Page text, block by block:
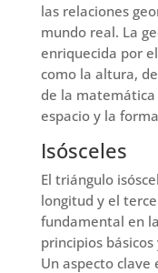
las relaciones
mundo real. La
enriquecida por
como la altura,
de la
espacio y la
Isósceles
El triángulo
longitud y el
fundamental en
principios
Un aspecto